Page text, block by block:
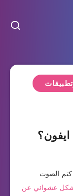
الصوت
عشوائي عن